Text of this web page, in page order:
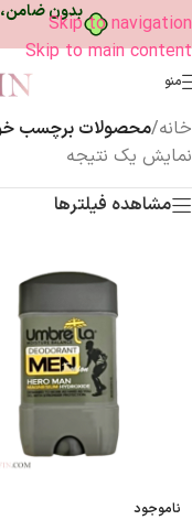
بدون
Skip to navigation
Skip to main content
منو
خانه/محصولات برچسب
نمایش یک نتیجه
مشاهده فیلترها
ناموجود